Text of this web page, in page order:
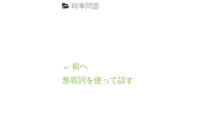
時事問題
← 前へ
形容詞を使って話す